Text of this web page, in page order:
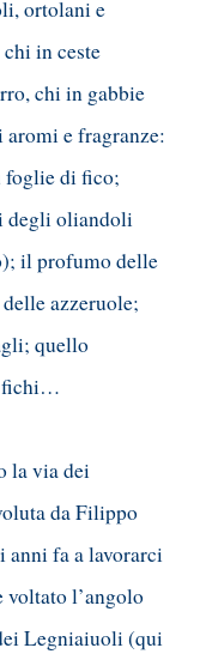
ortolani e
in ceste
chi in gabbie
e fragranze:
foglie di fico;
degli oliandoli
il profumo delle
azzeruole;
quello
fichi…
la via dei
da Filippo
fa a lavorarci
voltato l’angolo
Legniaiuoli (qui